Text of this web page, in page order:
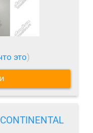
это)